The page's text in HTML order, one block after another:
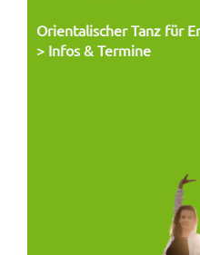
Orientalischer Tanz für
> Infos & Termine